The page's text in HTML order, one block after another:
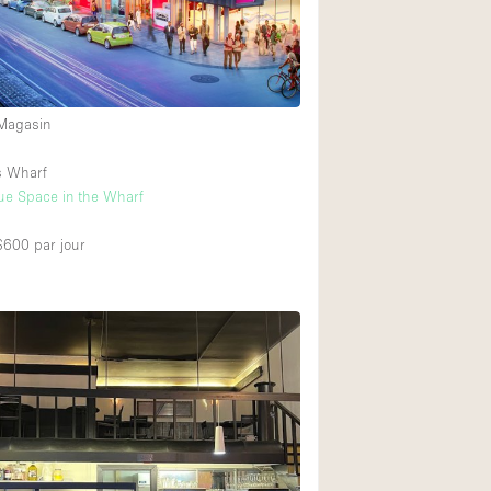
Wharf
Space in the Wharf
par jour